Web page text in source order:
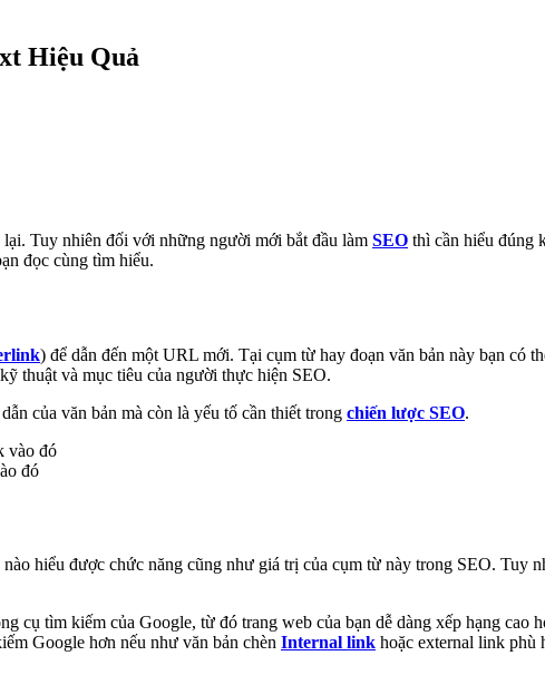
Hiệu Quả
Tuy nhiên đối với những người mới bắt đầu làm SEO thì cần hiểu đúng
đọc cùng tìm hiểu.
) để dẫn đến một URL mới. Tại cụm từ hay đoạn văn bản này bạn có
thuật và mục tiêu của người thực hiện SEO.
của văn bản mà còn là yếu tố cần thiết trong chiến lược SEO.
đó
hiểu được chức năng cũng như giá trị của cụm từ này trong SEO. Tuy
cụ tìm kiếm của Google, từ đó trang web của bạn dễ dàng xếp hạng cao
Google hơn nếu như văn bản chèn Internal link hoặc external link phù